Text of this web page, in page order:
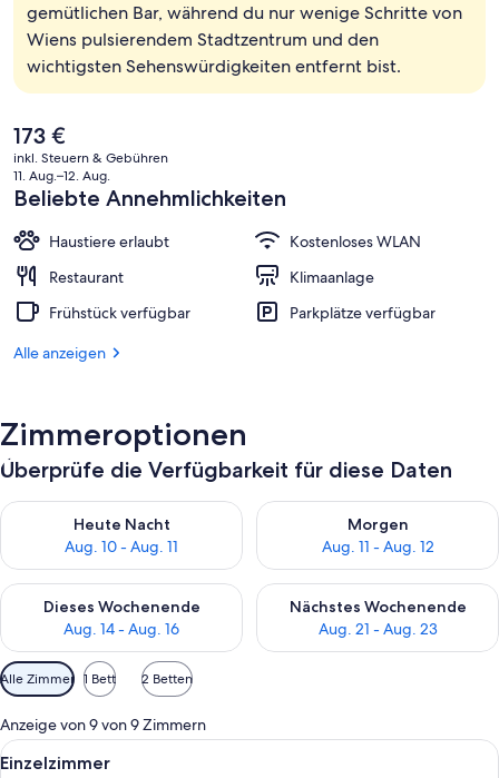
gemütlichen Bar, während du nur wenige Schritte von
Wiens pulsierendem Stadtzentrum und den
wichtigsten Sehenswürdigkeiten entfernt bist.
Der
aktuelle
Preis
beträgt
173 €.
173 €
inkl. Steuern & Gebühren
11. Aug.–12. Aug.
Beliebte Annehmlichkeiten
Haustiere erlaubt
Kostenloses WLAN
Restaurant
Klimaanlage
Frühstück verfügbar
Parkplätze verfügbar
Alle anzeigen
Zimmeroptionen
Überprüfe die Verfügbarkeit für diese Daten
Heute Nacht
Aug. 10 - Aug. 11
Überprüfe die Verfügbarkeit für heute Nacht, Aug. 10 - Aug.
Morgen
Aug. 11 - Aug. 12
Überprüfe die Verfügbarkeit
Dieses Wochenende
Aug. 14 - Aug. 16
Überprüfe die Verfügbarkeit für dieses Wochenende, Aug. 14
Nächstes Wochenende
Aug. 21 - Aug. 23
Überprüfe die Verfügbarkeit
Verfügbare
Filter
für
Zimmer
Alle Zimmer 1 Bett 2 Betten
Anzeige von 9 von 9 Zimmern
Alle
Ein Hotelzimmer mit Bett, Sessel,
11
Einzelzimmer